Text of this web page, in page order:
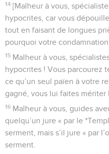
14 [Malheur à vous,
hypocrites, car vous
tout en faisant de longues
pourquoi votre
15 Malheur à vous,
hypocrites ! Vous parcourez
ce qu’un seul païen à votre
gagné, vous lui faites mériter
16 Malheur à vous, guides
quelqu’un jure « par le
serment, mais s’il jure « par
serment.